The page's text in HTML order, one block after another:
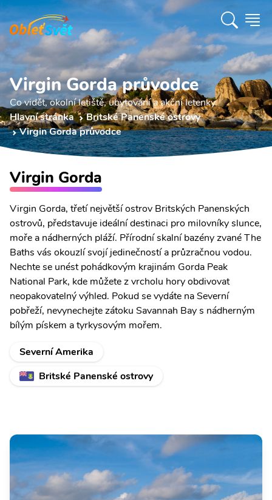
Virgin Gorda průvodce
Co vidět, okolní letiště, ubytování a akční letenky.
Hlavní stránka
Britské Panenské ostrovy
Virgin Gorda průvodce
Virgin Gorda
Virgin Gorda, třetí největší ostrov Britských Panenských
ostrovů, představuje ideální destinaci pro milovníky slunce,
moře a nádherných pláží. Přírodní skalní bazény zvané The
Baths vás okouzlí svojí jedinečností a průzračnou vodou.
Nechte se unést pohádkovým krajinám Gorda Peak
National Park, kde můžete z vrcholu hory obdivovat
neopakovatelný výhled. Pokud se vydáte na Severní
pobřeží, nevynechejte zátoku Savannah Bay s nádherným
bílým pískem a tyrkysovým mořem.
Severní Amerika
Britské Panenské ostrovy